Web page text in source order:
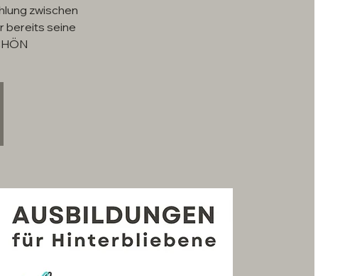
zwischen
bereits seine